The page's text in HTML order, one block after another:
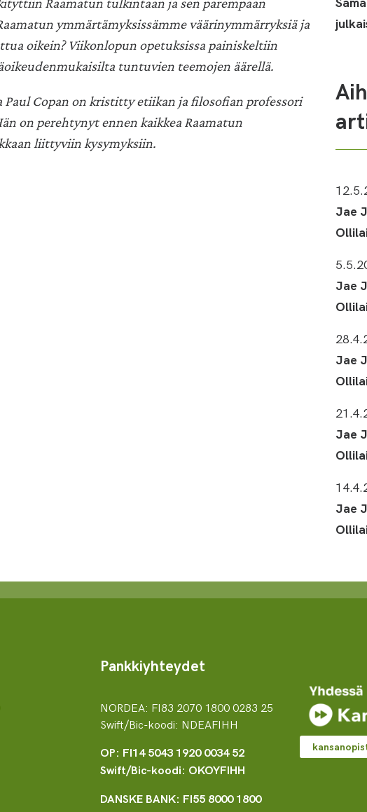
ymmärtämyksissämme väärinymmärryksiä ja
oikein? Viikonlopun opetuksissa painiskeltiin
tuntuvien teemojen äärellä.
Paul Copan on kristitty etiikan ja filosofian professori
on perehtynyt ennen kaikkea Raamatun
liittyviin kysymyksiin.
Jae
Jae
Jae
Jae
Jae
Pankkiyhteydet
NORDEA: FI83 2070 1800 0283 25
Swift/Bic-koodi: NDEAFIHH
OP: FI14 5043 1920 0034 52
Swift/Bic-koodi: OKOYFIHH
DANSKE BANK: FI55 8000 1800